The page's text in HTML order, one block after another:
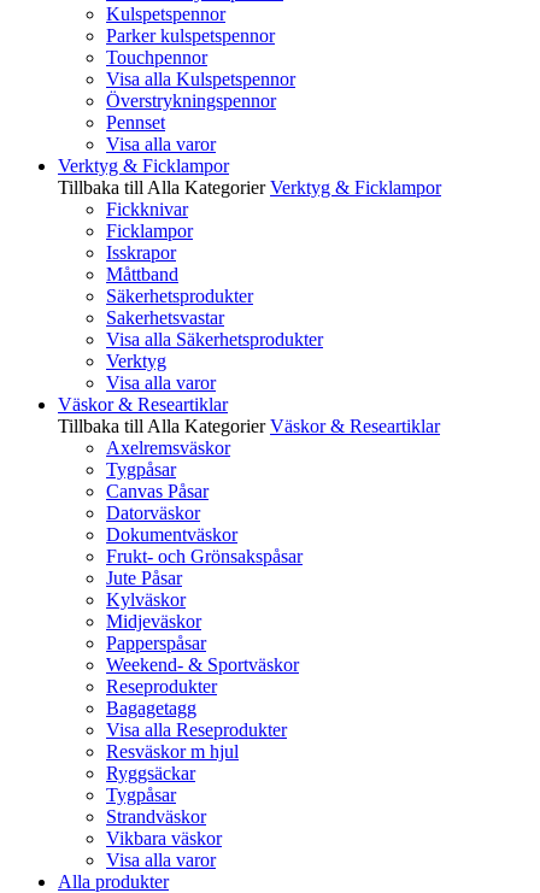
Kulspetspennor
Parker kulspetspennor
Touchpennor
Visa alla Kulspetspennor
Överstrykningspennor
Pennset
Visa alla varor
Verktyg & Ficklampor
Tillbaka till Alla Kategorier Verktyg & Ficklampor
Fickknivar
Ficklampor
Isskrapor
Måttband
Säkerhetsprodukter
Sakerhetsvastar
Visa alla Säkerhetsprodukter
Verktyg
Visa alla varor
Väskor & Researtiklar
Tillbaka till Alla Kategorier Väskor & Researtiklar
Axelremsväskor
Tygpåsar
Canvas Påsar
Datorväskor
Dokumentväskor
Frukt- och Grönsakspåsar
Jute Påsar
Kylväskor
Midjeväskor
Papperspåsar
Weekend- & Sportväskor
Reseprodukter
Bagagetagg
Visa alla Reseprodukter
Resväskor m hjul
Ryggsäckar
Tygpåsar
Strandväskor
Vikbara väskor
Visa alla varor
Alla produkter